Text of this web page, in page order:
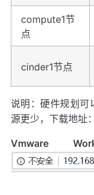
compute1节
点
cinder1节点
说明：硬件规划
源更少，下载地址：